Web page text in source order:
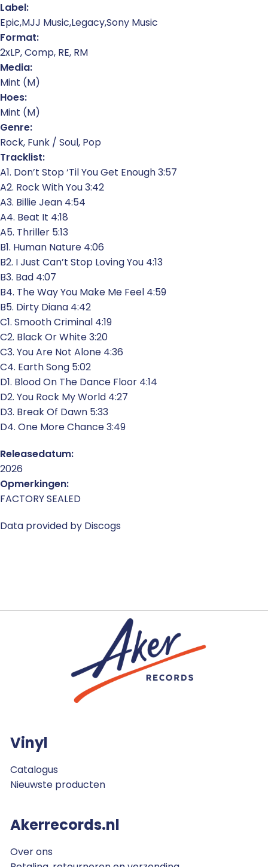
Label:
Epic,MJJ Music,Legacy,Sony Music
Format:
2xLP, Comp, RE, RM
Media:
Mint (M)
Hoes:
Mint (M)
Genre:
Rock, Funk / Soul, Pop
Tracklist:
A1. Don’t Stop ‘Til You Get Enough 3:57
A2. Rock With You 3:42
A3. Billie Jean 4:54
A4. Beat It 4:18
A5. Thriller 5:13
B1. Human Nature 4:06
B2. I Just Can’t Stop Loving You 4:13
B3. Bad 4:07
B4. The Way You Make Me Feel 4:59
B5. Dirty Diana 4:42
C1. Smooth Criminal 4:19
C2. Black Or White 3:20
C3. You Are Not Alone 4:36
C4. Earth Song 5:02
D1. Blood On The Dance Floor 4:14
D2. You Rock My World 4:27
D3. Break Of Dawn 5:33
D4. One More Chance 3:49
Releasedatum:
2026
Opmerkingen:
FACTORY SEALED
Data provided by Discogs
Vinyl
Catalogus
Nieuwste producten
Akerrecords.nl
Over ons